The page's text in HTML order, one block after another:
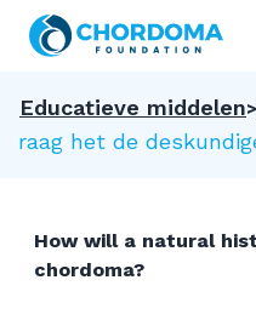
Skip to Main Content
Educatieve middelen
Vraag het de
How will a natural
chordoma?